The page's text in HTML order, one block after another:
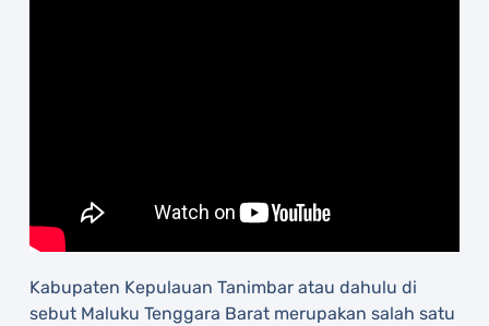
Kabupaten Kepulauan Tanimbar atau dahulu di
sebut Maluku Tenggara Barat merupakan salah satu